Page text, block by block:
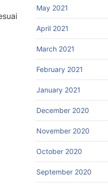
May 2021
April 2021
March 2021
February 2021
January 2021
December 2020
November 2020
October 2020
September 2020